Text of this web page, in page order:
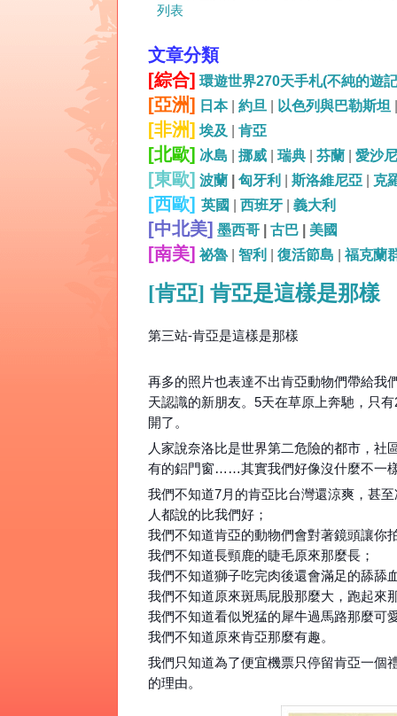
列表
文章分類
[綜合] 環遊世界270天手札(不純的遊
[亞洲] 日本| 約旦 以色列與巴勒斯坦
[非洲] 埃及 肯亞
[北歐] 冰島 挪威 瑞典 芬蘭 愛沙
[東歐] 波蘭 匈牙利 斯洛維尼亞 克
[西歐] 英國 西班牙 義大利
[中北美] 墨西哥 古巴 美國
[南美] 祕魯| 智利 復活節島 福克蘭
[肯亞] 肯亞是這樣是那樣
第三站-肯亞是這樣是那樣
再多的照片也表達不出肯亞動物們帶給我
天認識的新朋友。5天在草原上奔馳，只
開了。
人家說奈洛比是世界第二危險的都市，社
有的鋁門窗……其實我們好像沒什麼不一
我們不知道7月的肯亞比台灣還涼爽，甚
人都說的比我們好；
我們不知道肯亞的動物們會對著鏡頭讓你
我們不知道長頸鹿的睫毛原來那麼長；
我們不知道獅子吃完肉後還會滿足的舔舔
我們不知道原來斑馬屁股那麼大，跑起來
我們不知道看似兇猛的犀牛過馬路那麼可愛
我們不知道原來肯亞那麼有趣。
我們只知道為了便宜機票只停留肯亞一個
的理由。